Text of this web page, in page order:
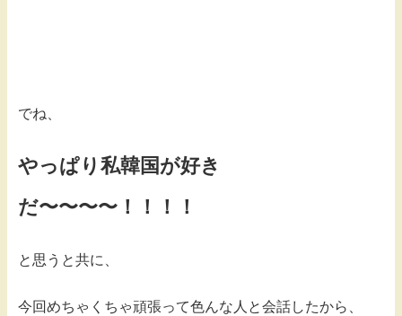
でね、
やっぱり私韓国が好き
だ〜〜〜〜！！！！
と思うと共に、
今回めちゃくちゃ頑張って色んな人と会話したから、